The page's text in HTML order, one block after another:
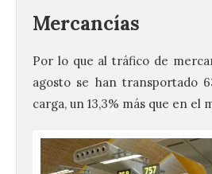
Mercancías
Por lo que al tráfico de
agosto se han transportado
carga, un 13,3% más que en el